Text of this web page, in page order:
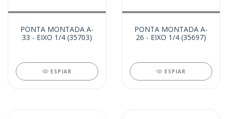
PONTA MONTADA A-
33 - EIXO 1/4 (35703)
ESPIAR
PONTA MONTADA A-
26 - EIXO 1/4 (35697)
ESPIAR